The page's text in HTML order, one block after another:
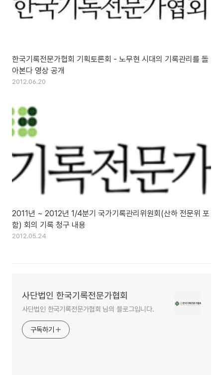
한국기록전문가협회 기획토론회 - 노무현 시대의 기록관리를 돌
아본다 영상 공개
2012.06.20
2011년 ~ 2012년 1/4분기 국가기록관리위원회(산하 전문위 포
함) 회의 기록 청구 내용
2012.05.24
사단법인 한국기록전문가협회
사단법인 한국기록전문가협회 님의 블로그입니다.
구독하기